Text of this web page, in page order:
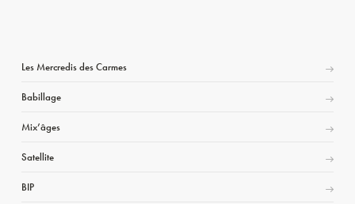
Les Mercredis des Carmes
Babillage
Mix’âges
Satellite
BIP